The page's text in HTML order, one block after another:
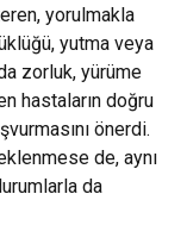
yorulmakla
yutma veya
zorluk, yürüme
hastaların doğru
önerdi.
de, aynı
da